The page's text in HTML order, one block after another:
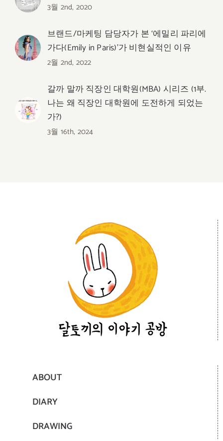
3월 2nd, 2020
브랜드/마케팅 담당자가 본 ‘에밀리 파리에
가다(Emily in Paris)’가 비현실적인 이유
2월 2nd, 2022
갈까 말까 직장인 대학원(MBA) 시리즈 (1부.
나는 왜 직장인 대학원에 도전하게 되었는
가?)
3월 16th, 2024
ABOUT
DIARY
DRAWING